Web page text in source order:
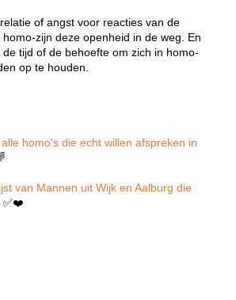
of angst voor reacties van de
zijn deze openheid in de weg. En
tijd of de behoefte om zich in homo-
op te houden.
homo's die echt willen afspreken in
van Mannen uit Wijk en Aalburg die
✅❤️